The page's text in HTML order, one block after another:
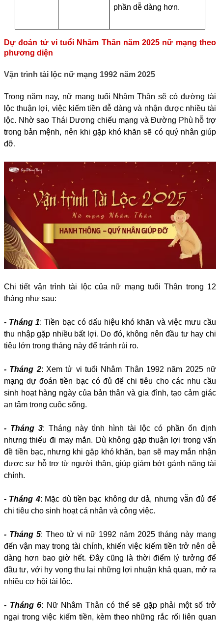
phần dễ dàng hơn.
Dự đoán tử vi tuổi Nhâm Thân năm 2025 nữ mạng theo
phương diện
Vận trình tài lộc nữ mạng 1992 năm 2025
Trong năm nay, nữ mạng tuổi Nhâm Thân sẽ có đường tài
lộc thuận lợi, việc kiếm tiền dễ dàng và nhận được nhiều tài
lộc. Nhờ sao Thái Dương chiếu mạng và Đường Phù hỗ trợ
trong bản mệnh, nên khi gặp khó khăn sẽ có quý nhân giúp
đỡ.
Chi tiết vận trình tài lộc của nữ mạng tuổi Thân trong 12
tháng như sau:
- Tháng 1: Tiền bạc có dấu hiệu khó khăn và việc mưu cầu
thu nhập gặp nhiều bất lợi. Do đó, không nên đầu tư hay chi
tiêu lớn trong tháng này để tránh rủi ro.
- Tháng 2: Xem tử vi tuổi Nhâm Thân 1992 năm 2025 nữ
mạng dự đoán tiền bạc có đủ để chi tiêu cho các nhu cầu
sinh hoạt hàng ngày của bản thân và gia đình, tạo cảm giác
an tâm trong cuộc sống.
- Tháng 3: Tháng này tình hình tài lộc có phần ổn định
nhưng thiếu đi may mắn. Dù không gặp thuận lợi trong vấn
đề tiền bạc, nhưng khi gặp khó khăn, bạn sẽ may mắn nhận
được sự hỗ trợ từ người thân, giúp giảm bớt gánh nặng tài
chính.
- Tháng 4: Mặc dù tiền bạc không dư dả, nhưng vẫn đủ để
chi tiêu cho sinh hoạt cá nhân và công việc.
- Tháng 5: Theo tử vi nữ 1992 năm 2025 tháng này mang
đến vận may trong tài chính, khiến việc kiếm tiền trở nên dễ
dàng hơn bao giờ hết. Đây cũng là thời điểm lý tưởng để
đầu tư, với hy vọng thu lại những lợi nhuận khả quan, mở ra
nhiều cơ hội tài lộc.
- Tháng 6: Nữ Nhâm Thân có thể sẽ gặp phải một số trở
ngại trong việc kiếm tiền, kèm theo những rắc rối liên quan